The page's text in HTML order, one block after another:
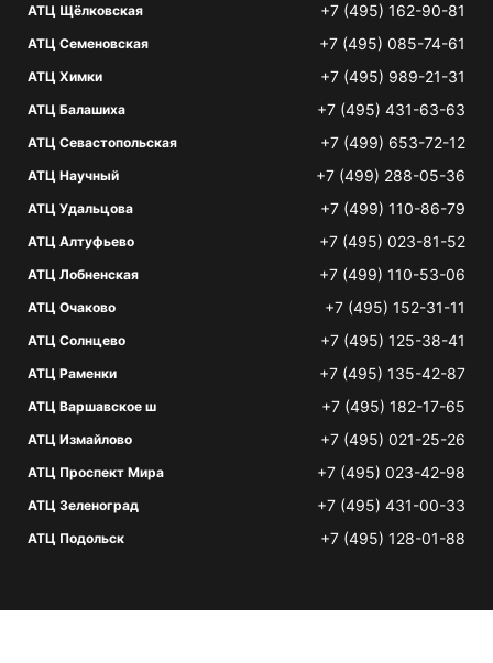
АТЦ Щёлковская +7 (495) 162-90-81
АТЦ Семеновская +7 (495) 085-74-61
АТЦ Химки +7 (495) 989-21-31
АТЦ Балашиха +7 (495) 431-63-63
АТЦ Севастопольская +7 (499) 653-72-12
АТЦ Научный +7 (499) 288-05-36
АТЦ Удальцова +7 (499) 110-86-79
АТЦ Алтуфьево +7 (495) 023-81-52
АТЦ Лобненская +7 (499) 110-53-06
АТЦ Очаково +7 (495) 152-31-11
АТЦ Солнцево +7 (495) 125-38-41
АТЦ Раменки +7 (495) 135-42-87
АТЦ Варшавское ш +7 (495) 182-17-65
АТЦ Измайлово +7 (495) 021-25-26
АТЦ Проспект Мира +7 (495) 023-42-98
АТЦ Зеленоград +7 (495) 431-00-33
АТЦ Подольск +7 (495) 128-01-88